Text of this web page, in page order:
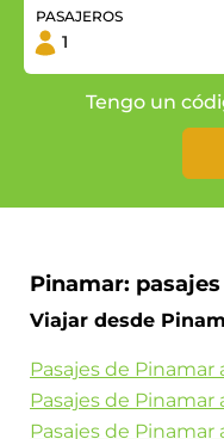
PASAJEROS
Tengo un
Pinamar:
Viajar desde
Pasajes de Pinamar
Pasajes de Pinamar
Pasajes de Pinamar